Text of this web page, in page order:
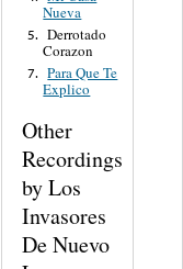
Nueva
5. Derrotado
Corazon
7. Para Que Te
Explico
Other
Recordings
by Los
Invasores
De Nuevo